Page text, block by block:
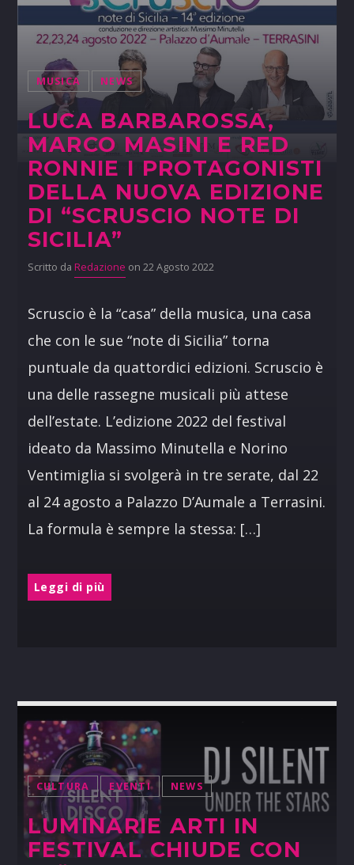
MUSICA NEWS
LUCA BARBAROSSA,
MARCO MASINI E RED
RONNIE I PROTAGONISTI
DELLA NUOVA EDIZIONE
DI “SCRUSCIO NOTE DI
SICILIA”
Scritto da Redazione on 22 Agosto 2022
Scruscio è la “casa” della musica, una casa
che con le sue “note di Sicilia” torna
puntuale da quattordici edizioni. Scruscio è
una delle rassegne musicali più attese
dell’estate. L’edizione 2022 del festival
ideato da Massimo Minutella e Norino
Ventimiglia si svolgerà in tre serate, dal 22
al 24 agosto a Palazzo D’Aumale a Terrasini.
La formula è sempre la stessa: […]
Leggi di più
CULTURA EVENTI NEWS
LUMINARIE ARTI IN
FESTIVAL CHIUDE CON